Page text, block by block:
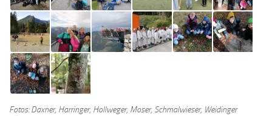
Fotos: Daxner, Harringer, Hollweger, Moser, Schmalwieser, Weidinger